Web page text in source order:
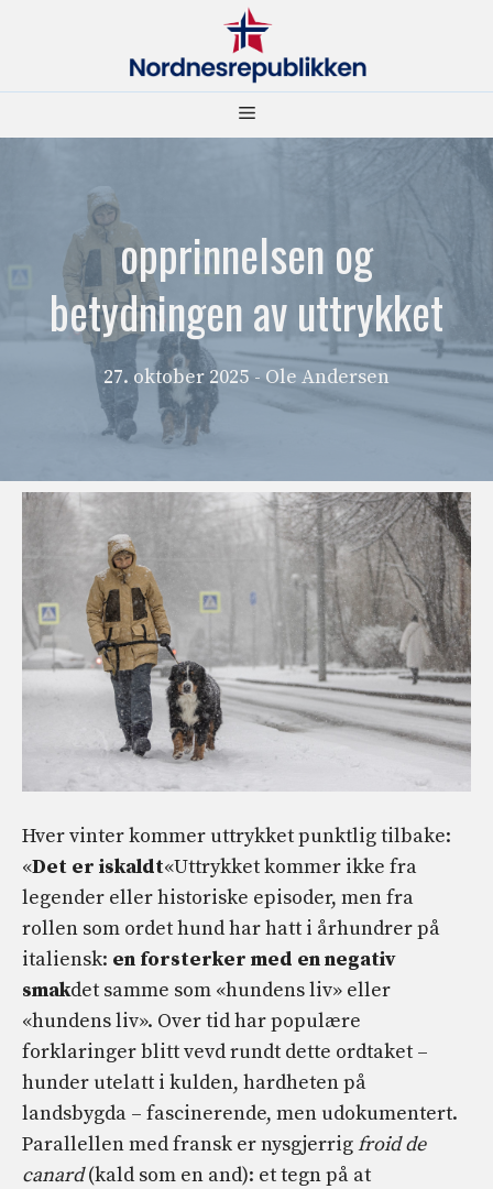
Meny
opprinnelsen og
betydningen av uttrykket
27. oktober 2025 - Ole Andersen
Hver vinter kommer uttrykket punktlig tilbake:
«Det er iskaldt«Uttrykket kommer ikke fra
legender eller historiske episoder, men fra
rollen som ordet hund har hatt i århundrer på
italiensk: en forsterker med en negativ
smakdet samme som «hundens liv» eller
«hundens liv». Over tid har populære
forklaringer blitt vevd rundt dette ordtaket –
hunder utelatt i kulden, hardheten på
landsbygda – fascinerende, men udokumentert.
Parallellen med fransk er nysgjerrigfroid de
canard(kald som en and): et tegn på at